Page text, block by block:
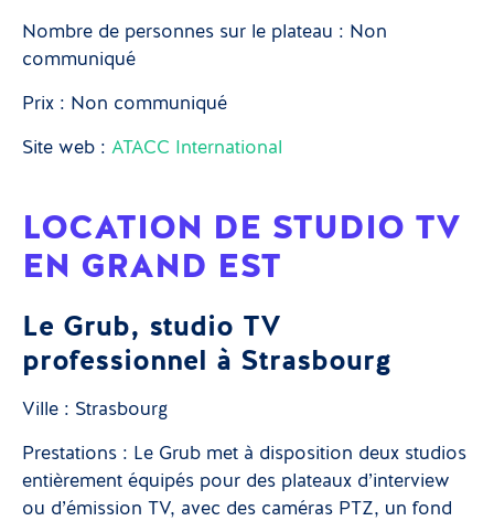
Nombre de personnes sur le plateau : Non
communiqué
Prix : Non communiqué
Site web : ATACC International
LOCATION DE STUDIO TV
EN GRAND EST
Le Grub, studio TV
professionnel à Strasbourg
Ville : Strasbourg
Prestations : Le Grub met à disposition deux studios
entièrement équipés pour des plateaux d’interview
ou d’émission TV, avec des caméras PTZ, un fond